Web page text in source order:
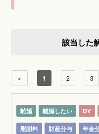
該当した
＜ 1 2 3
離婚 離婚したい DV
慰謝料
財産分与 年金